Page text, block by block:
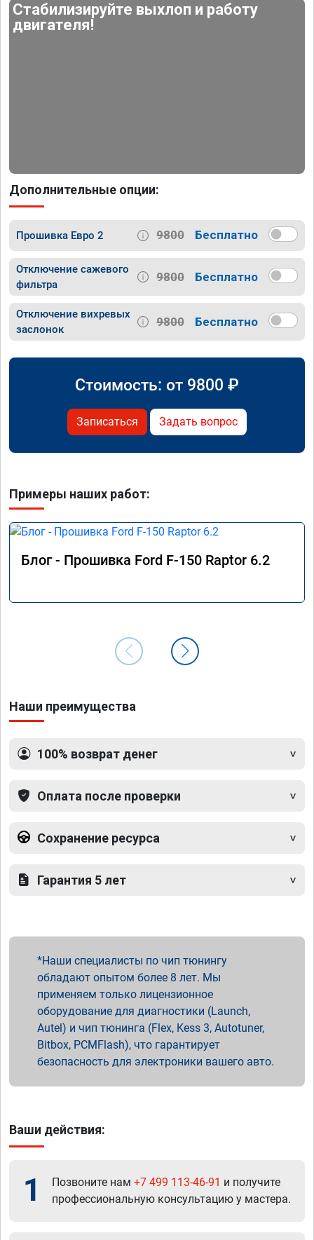
Стабилизируйте выхлоп и работу
двигателя!
Дополнительные опции:
Прошивка Евро 2 9800 Бесплатно
Отключение сажевого
фильтра
9800 Бесплатно
Отключение вихревых
заслонок
9800 Бесплатно
Стоимость: от 9800 ₽
Записаться Задать вопрос
Примеры наших работ:
Блог - Прошивка Ford F-150 Raptor 6.2
Наши преимущества
100% возврат денег
Оплата после проверки
Сохранение ресурса
Гарантия 5 лет
Наши специалисты по чип тюнингу
обладают опытом более 8 лет. Мы
применяем только лицензионное
оборудование для диагностики (Launch,
Autel) и чип тюнинга (Flex, Kess 3, Autotuner,
Bitbox, PCMFlash), что гарантирует
безопасность для электроники вашего авто.
Ваши действия:
1 Позвоните нам +7 499 113-46-91 и получите
профессиональную консультацию у мастера.